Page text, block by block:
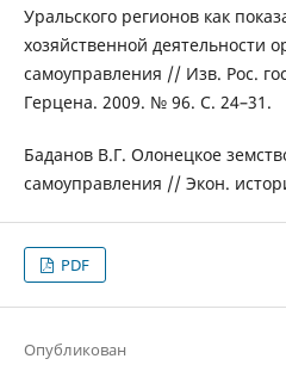
Уральского регионов как
хозяйственной деятельности
самоуправления // Изв. Рос.
Герцена. 2009. № 96. С. 24–31.
Баданов В.Г. Олонецкое
самоуправления // Экон.
PDF
Опубликован